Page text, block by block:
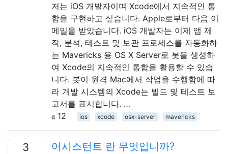
저는 iOS 개발자이며 Xcode에서 지속적인 통
합을 구현하고 싶습니다. Apple로부터 다음 이
메일을 받았습니다. iOS 개발자는 이제 앱 제
작, 분석, 테스트 및 보관 프로세스를 자동화하
는 Mavericks 용 OS X Server로 봇을 생성하
여 Xcode의 지속적인 통합을 활용할 수 있습
니다. 봇이 원격 Mac에서 작업을 수행함에 따
라 개발 시스템의 Xcode는 빌드 및 테스트 보
고서를 표시합니다. …
12
ios xcode osx-server mavericks
3 어시스턴트 란 무엇입니까?